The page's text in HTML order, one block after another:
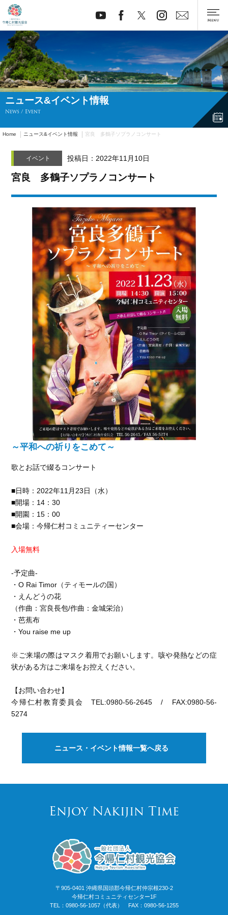
ニュース&イベント情報
News / Event
Home ニュース&イベント情報 宮良 多鶴子ソプラノコンサート
イベント 投稿日：2022年11月10日
宮良 多鶴子ソプラノコンサート
～平和への祈りをこめて～
歌とお話で綴るコンサート
■日時：2022年11月23日（水）
■開場：14：30
■開園：15：00
■会場：今帰仁村コミュニティーセンター
入場無料
-予定曲-
・O Rai Timor（ティモールの国）
・えんどうの花
（作曲：宮良長包/作曲：金城栄治）
・芭蕉布
・You raise me up
※ご来場の際はマスク着用でお願いします。咳や発熱などの症
状がある方はご来場をお控えください。
【お問い合わせ】
今帰仁村教育委員会 TEL:0980-56-2645 / FAX:0980-56-
5274
ニュース・イベント情報一覧へ戻る
Enjoy Nakijin Time
〒905-0401 沖縄県国頭郡今帰仁村仲宗根230-2
今帰仁村コミュニティセンター1F
TEL：0980-56-1057（代表） FAX：0980-56-1255